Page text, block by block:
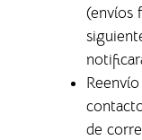
(envíos
de